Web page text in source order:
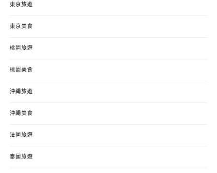
東京旅遊
東京美食
桃園旅遊
桃園美食
沖繩旅遊
沖繩美食
法國旅遊
泰國旅遊